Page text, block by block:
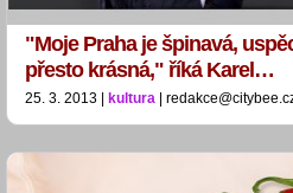
"Moje Praha je špinavá,
přesto krásná," říká Karel…
25. 3. 2013 | kultura |